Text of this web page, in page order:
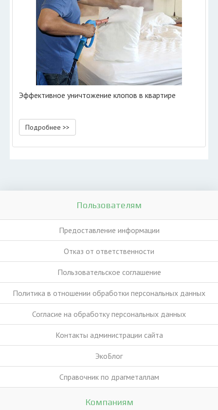
Эффективное уничтожение клопов в квартире
Подробнее >>
Пользователям
Предоставление информации
Отказ от ответственности
Пользовательское соглашение
Политика в отношении обработки персональных данных
Согласие на обработку персональных данных
Контакты администрации сайта
ЭкоБлог
Справочник по драгметаллам
Компаниям